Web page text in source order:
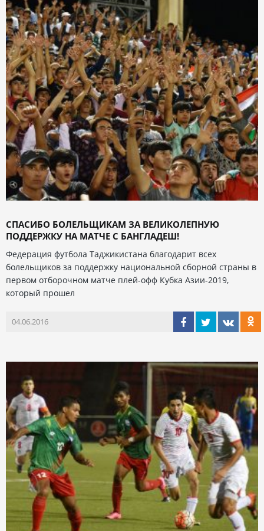
СПАСИБО БОЛЕЛЬЩИКАМ ЗА ВЕЛИКОЛЕПНУЮ
ПОДДЕРЖКУ НА МАТЧЕ С БАНГЛАДЕШ!
Федерация футбола Таджикистана благодарит всех
болельщиков за поддержку национальной сборной страны в
первом отборочном матче плей-офф Кубка Азии-2019,
который прошел
04.06.2016